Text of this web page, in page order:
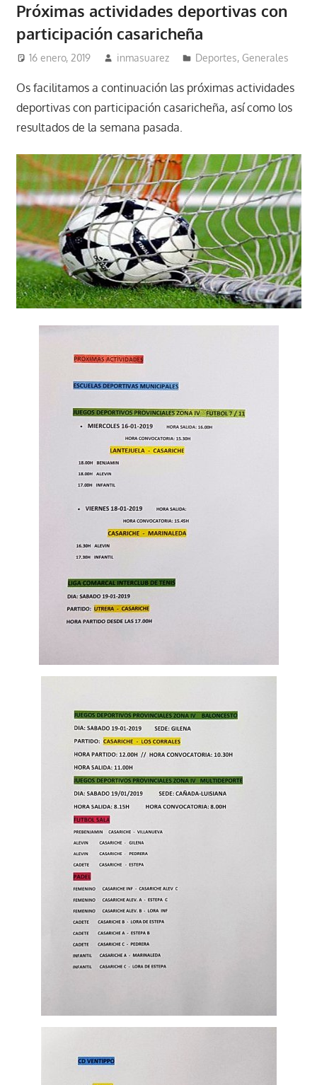
Próximas actividades deportivas con
participación casaricheña
16 enero, 2019 inmasuarez Deportes, Generales
Os facilitamos a continuación las próximas actividades
deportivas con participación casaricheña, así como los
resultados de la semana pasada.